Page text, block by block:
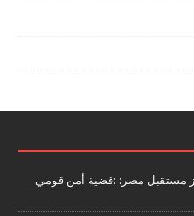
مستقبل مصر: :قضية أمن قومي